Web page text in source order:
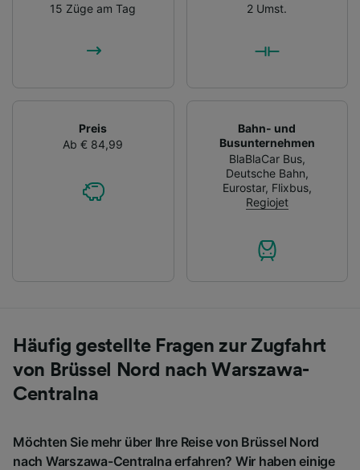
15 Züge am Tag
2 Umst.
Preis
Ab € 84,99
Bahn- und
Busunternehmen
BlaBlaCar Bus,
Deutsche Bahn,
Eurostar, Flixbus,
Regiojet
Häufig gestellte Fragen zur Zugfahrt
von Brüssel Nord nach Warszawa-
Centralna
Möchten Sie mehr über Ihre Reise von Brüssel Nord
nach Warszawa-Centralna erfahren? Wir haben einige